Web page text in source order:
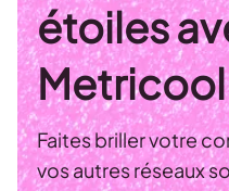
étoiles
Metricool
Faites briller votre
vos autres réseaux